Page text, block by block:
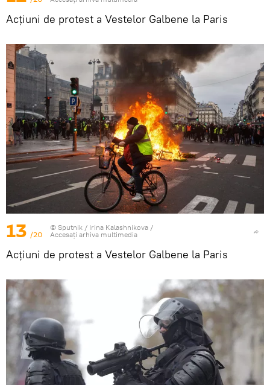
Acțiuni de protest a Vestelor Galbene la Paris
13 /20
© Sputnik / Irina Kalashnikova /
Accesați arhiva multimedia
Acțiuni de protest a Vestelor Galbene la Paris